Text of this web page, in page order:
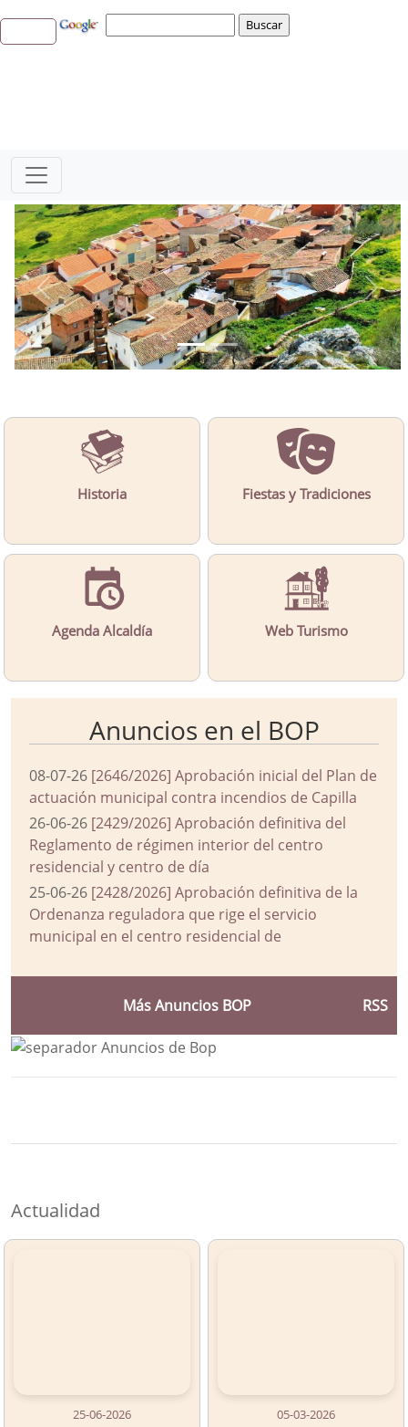
Historia Fiestas y Tradiciones
Agenda Alcaldía Web Turismo
Anuncios en el BOP
08-07-26 [2646/2026] Aprobación inicial del Plan de
actuación municipal contra incendios de Capilla
26-06-26 [2429/2026] Aprobación definitiva del
Reglamento de régimen interior del centro
residencial y centro de día
25-06-26 [2428/2026] Aprobación definitiva de la
Ordenanza reguladora que rige el servicio
municipal en el centro residencial de
Más Anuncios BOP RSS
Actualidad
25-06-2026 05-03-2026